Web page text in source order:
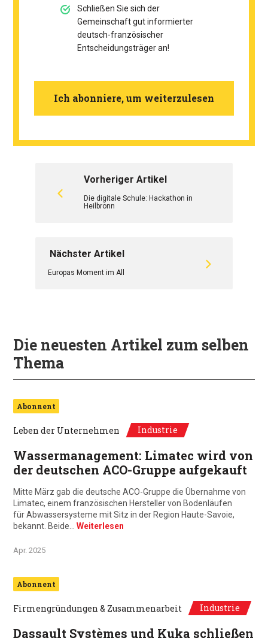
Schließen Sie sich der
Gemeinschaft gut informierter
deutsch-französischer
Entscheidungsträger an!
Ich abonniere, um weiterzulesen
Vorheriger Artikel
Die digitale Schule: Hackathon in
Heilbronn
Nächster Artikel
Europas Moment im All
Die neuesten Artikel zum selben
Thema
Abonnent
Leben der Unternehmen Industrie
Wassermanagement: Limatec wird von
der deutschen ACO-Gruppe aufgekauft
Mitte März gab die deutsche ACO-Gruppe die Übernahme von
Limatec, einem französischen Hersteller von Bodenläufen
für Abwassersysteme mit Sitz in der Region Haute-Savoie,
bekannt. Beide… Weiterlesen
Apr. 2025
Abonnent
Firmengründungen & Zusammenarbeit Industrie
Dassault Systèmes und Kuka schließen